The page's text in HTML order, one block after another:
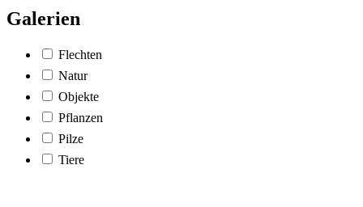
Galerien
Flechten
Natur
Objekte
Pflanzen
Pilze
Tiere